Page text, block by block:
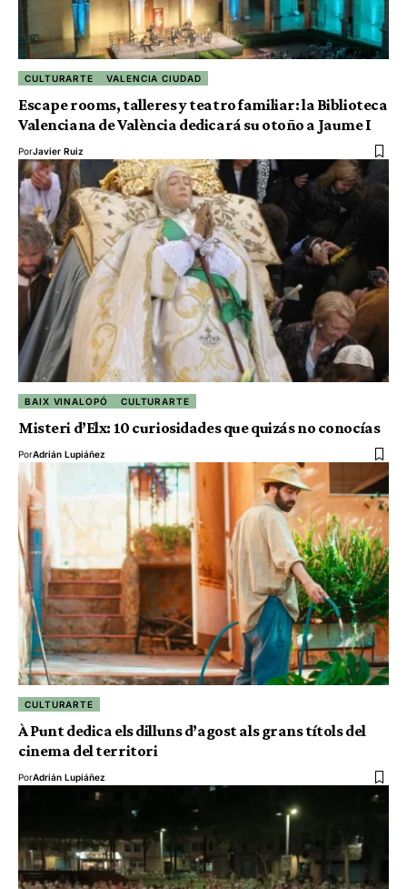
CULTURARTE VALENCIA CIUDAD
Escape rooms, talleres y teatro familiar: la Biblioteca
Valenciana de València dedicará su otoño a Jaume I
PorJavier Ruiz
BAIX VINALOPÓ CULTURARTE
Misteri d’Elx: 10 curiosidades que quizás no conocías
PorAdrián Lupiáñez
CULTURARTE
À Punt dedica els dilluns d’agost als grans títols del
cinema del territori
PorAdrián Lupiáñez